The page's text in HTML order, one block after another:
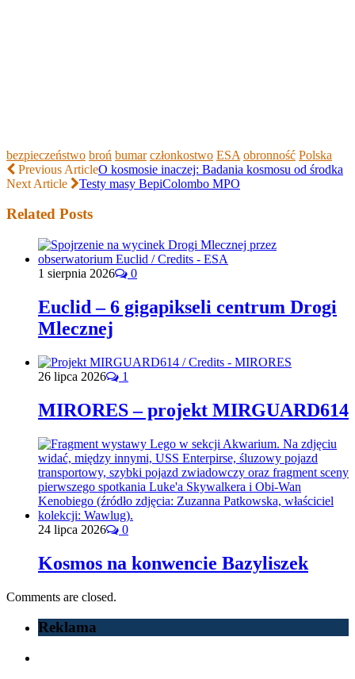
bezpieczeństwo broń bumar członkostwo ESA obronność Polska
Previous ArticleO kosmosie inaczej: Badania kosmosu od środka
Next Article
Testy masy BepiColombo MPO
Related Posts
1 sierpnia 2026 0
Euclid – 6 gigapikseli centrum Drogi
Mlecznej
26 lipca 2026 1
MIRORES – projekt MIRGUARD614
24 lipca 2026 0
Kosmos na konwencie Bazyliszek
Comments are closed.
Reklama